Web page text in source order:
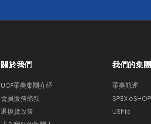
關於我們
UCF華美集團介紹
會員服務條款
退換貨政策
我們的集團
華美航運
SPEX eSHOP
UShip